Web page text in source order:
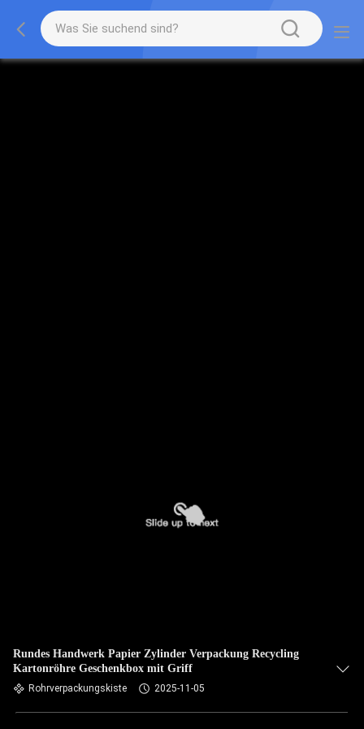
Rundes Handwerk Papier Zylinder Verpackung Recycling
Kartonröhre Geschenkbox mit Griff
Rohrverpackungskiste 2025-11-05